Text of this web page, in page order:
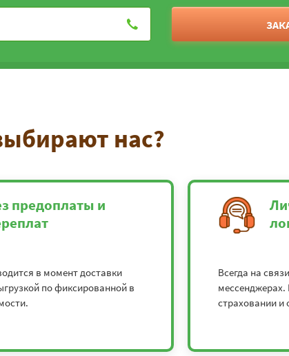
нас?
предоплаты и
в момент доставки
по фиксированной в
Всегда на
страховании и